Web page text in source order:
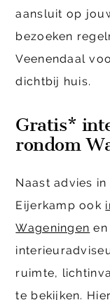
aansluit op
bezoeken
Veenendaal
dichtbij huis.
Gratis*
rondom
Naast advies
Eijerkamp ook
Wageningen
ruimte,
te bekijken.